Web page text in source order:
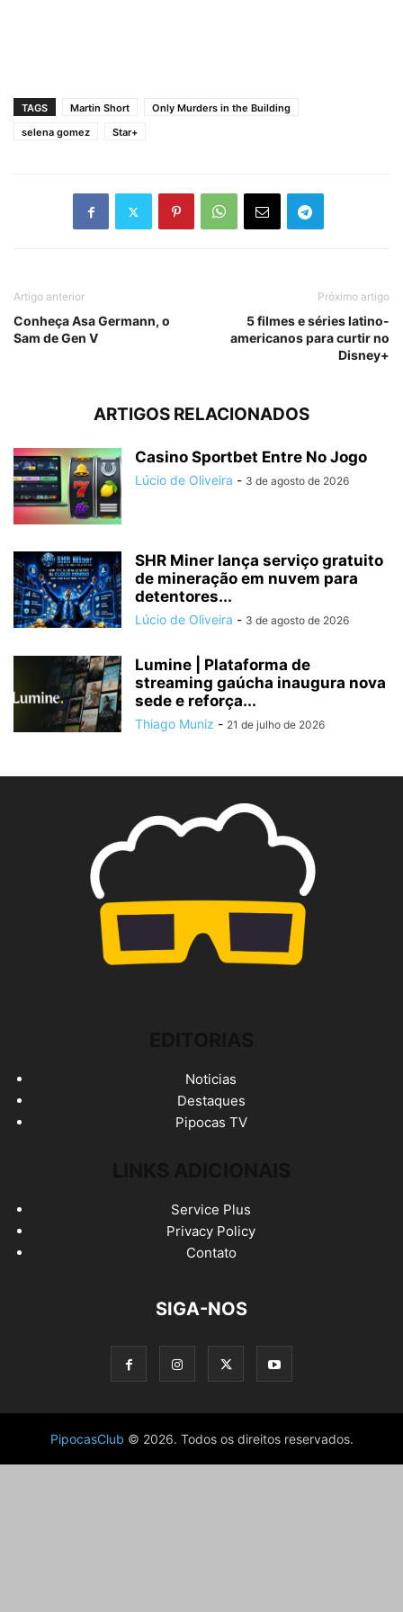
TAGS Martin Short
Only Murders in the Building
selena gomez
Star+
Artigo anterior
Conheça Asa Germann, o
Sam de Gen V
Próximo artigo
5 filmes e séries latino-
americanos para curtir no
Disney+
ARTIGOS RELACIONADOS
Casino Sportbet Entre No Jogo
Lúcio de Oliveira - 3 de agosto de 2026
SHR Miner lança serviço gratuito
de mineração em nuvem para
detentores...
Lúcio de Oliveira - 3 de agosto de 2026
Lumine | Plataforma de
streaming gaúcha inaugura nova
sede e reforça...
Thiago Muniz - 21 de julho de 2026
Noticias
Destaques
Pipocas TV
Service Plus
Privacy Policy
Contato
SIGA-NOS
PipocasClub © 2026. Todos os direitos reservados.